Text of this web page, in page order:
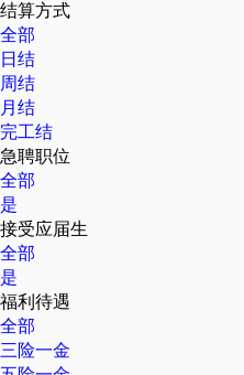
结算方式
全部
日结
周结
月结
完工结
急聘职位
全部
是
接受应届生
全部
是
福利待遇
全部
三险一金